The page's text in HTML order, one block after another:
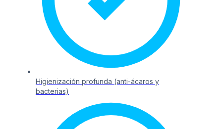
Higienización profunda (anti-ácaros y
bacterias)